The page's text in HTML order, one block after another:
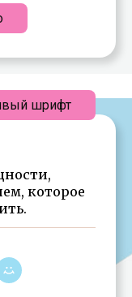
которое
шрифт